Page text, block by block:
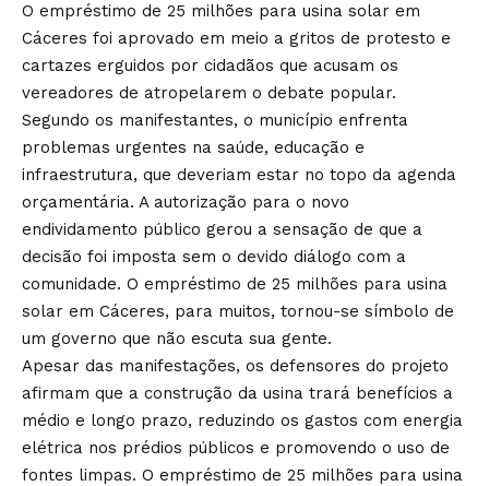
O empréstimo de 25 milhões para usina solar em
Cáceres foi aprovado em meio a gritos de protesto e
cartazes erguidos por cidadãos que acusam os
vereadores de atropelarem o debate popular.
Segundo os manifestantes, o município enfrenta
problemas urgentes na saúde, educação e
infraestrutura, que deveriam estar no topo da agenda
orçamentária. A autorização para o novo
endividamento público gerou a sensação de que a
decisão foi imposta sem o devido diálogo com a
comunidade. O empréstimo de 25 milhões para usina
solar em Cáceres, para muitos, tornou-se símbolo de
um governo que não escuta sua gente.
Apesar das manifestações, os defensores do projeto
afirmam que a construção da usina trará benefícios a
médio e longo prazo, reduzindo os gastos com energia
elétrica nos prédios públicos e promovendo o uso de
fontes limpas. O empréstimo de 25 milhões para usina